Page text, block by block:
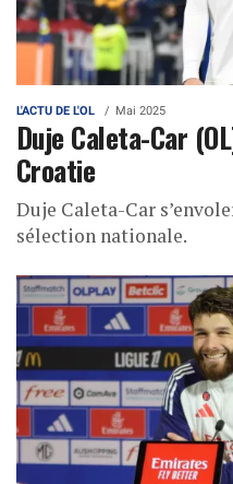
L'ACTU DE L'OL Mai 2025
Duje Caleta-Car
Croatie
Duje Caleta-Car
sélection nationale.